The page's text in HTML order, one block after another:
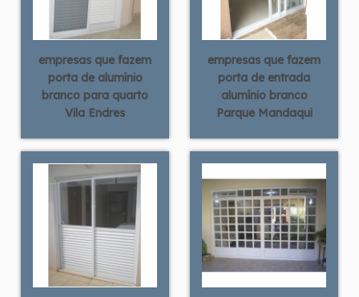
empresas que fazem
porta de alumínio
branco para quarto
Vila Endres
empresas que fazem
porta de entrada
alumínio branco
Parque Mandaqui